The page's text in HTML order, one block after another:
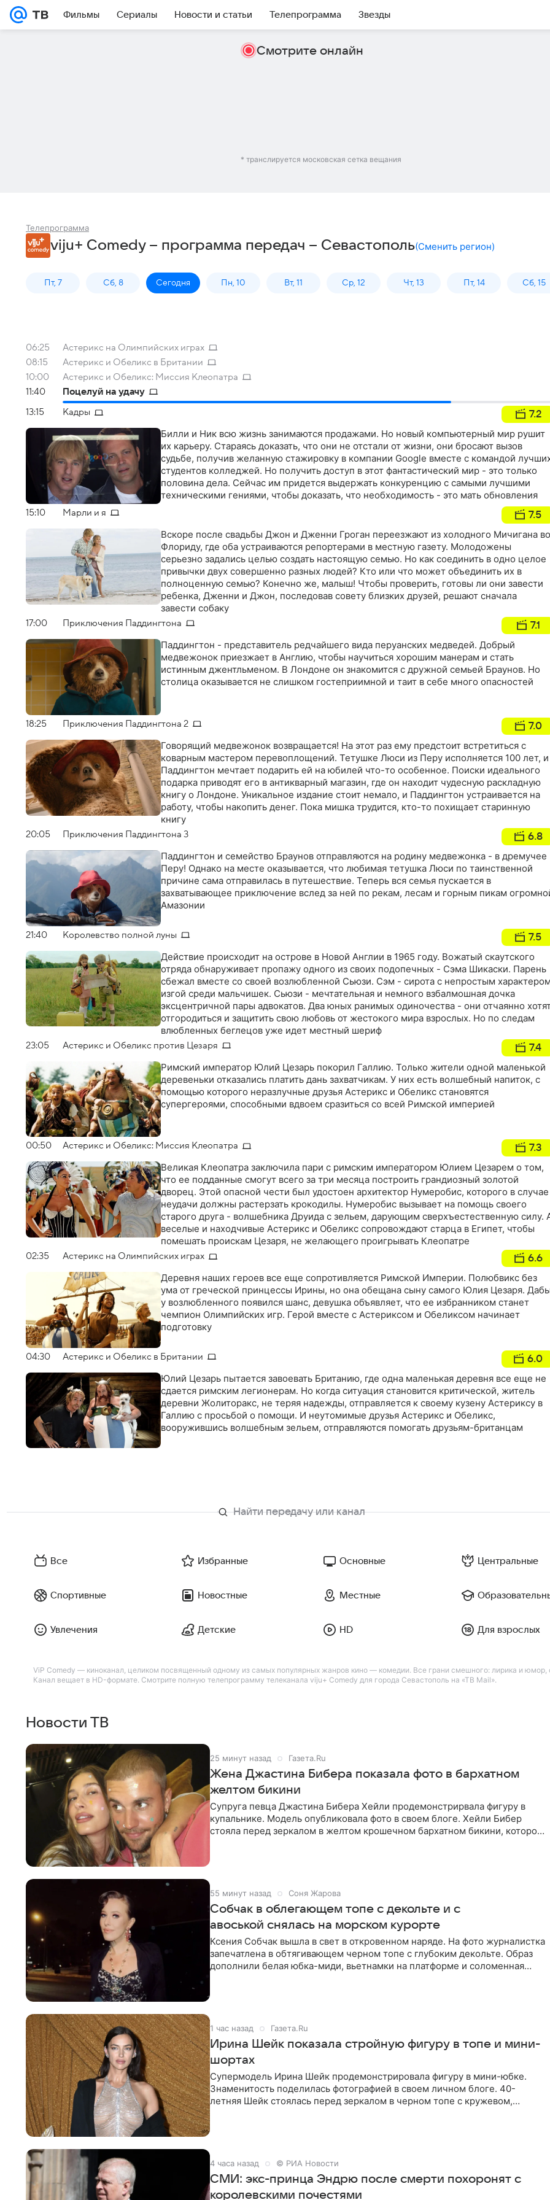
Фильмы Сериалы Новости и статьи Телепрограмма Звезды
Смотрите онлайн
* транслируется московская сетка вещания
Телепрограмма
viju+ Comedy – программа передач – Севастополь(Сменить регион)
Пт, 7 Сб, 8 Сегодня Пн, 10 Вт, 11 Ср, 12 Чт, 13 Пт, 14 Сб, 15
06:25
Астерикс на Олимпийских играх
08:15
Астерикс и Обеликс в Британии
10:00
Астерикс и Обеликс: Миссия Клеопатра
11:40
Поцелуй на удачу
13:15 Кадры 7.2
Билли и Ник всю жизнь занимаются продажами. Но новый компьютерный мир рушит
их карьеру. Стараясь доказать, что они не отстали от жизни, они бросают вызов
судьбе, получив желанную стажировку в компании Google вместе с командой
студентов колледжей. Но получить доступ в этот фантастический мир - это только
половина дела. Сейчас им придется выдержать конкуренцию с самыми лучшими
техническими гениями, чтобы доказать, что необходимость - это мать обновления
15:10 Марли и я 7.5
Вскоре после свадьбы Джон и Дженни Гроган переезжают из холодного Мичигана во
Флориду, где оба устраиваются репортерами в местную газету. Молодожены
серьезно задались целью создать настоящую семью. Но как соединить в одно целое
привычки двух совершенно разных людей? Кто или что может объединить их в
полноценную семью? Конечно же, малыш! Чтобы проверить, готовы ли они завести
ребенка, Дженни и Джон, последовав совету близких друзей, решают сначала
завести собаку
17:00 Приключения Паддингтона 7.1
Паддингтон - представитель редчайшего вида перуанских медведей. Добрый
медвежонок приезжает в Англию, чтобы научиться хорошим манерам и стать
истинным джентльменом. В Лондоне он знакомится с дружной семьей Браунов. Но
столица оказывается не слишком гостеприимной и таит в себе много опасностей
18:25 Приключения Паддингтона 2 7.0
Говорящий медвежонок возвращается! На этот раз ему предстоит встретиться с
коварным мастером перевоплощений. Тетушке Люси из Перу исполняется 100 лет, и
Паддингтон мечтает подарить ей на юбилей что-то особенное. Поиски идеального
подарка приводят его в антикварный магазин, где он находит чудесную раскладную
книгу о Лондоне. Уникальное издание стоит немало, и Паддингтон устраивается на
работу, чтобы накопить денег. Пока мишка трудится, кто-то похищает старинную
книгу
20:05 Приключения Паддингтона 3 6.8
Паддингтон и семейство Браунов отправляются на родину медвежонка - в дремучее
Перу! Однако на месте оказывается, что любимая тетушка Люси по таинственной
причине сама отправилась в путешествие. Теперь вся семья пускается в
захватывающее приключение вслед за ней по рекам, лесам и горным пикам
Амазонии
21:40 Королевство полной луны 7.5
Действие происходит на острове в Новой Англии в 1965 году. Вожатый скаутского
отряда обнаруживает пропажу одного из своих подопечных - Сэма Шикаски. Парень
сбежал вместе со своей возлюбленной Сьюзи. Сэм - сирота с непростым
изгой среди мальчишек. Сьюзи - мечтательная и немного взбалмошная дочка
эксцентричной пары адвокатов. Два юных ранимых одиночества - они отчаянно
отгородиться и защитить свою любовь от жестокого мира взрослых. Но по следам
влюбленных беглецов уже идет местный шериф
23:05 Астерикс и Обеликс против Цезаря 7.4
Римский император Юлий Цезарь покорил Галлию. Только жители одной маленькой
деревеньки отказались платить дань захватчикам. У них есть волшебный напиток, с
помощью которого неразлучные друзья Астерикс и Обеликс становятся
супергероями, способными вдвоем сразиться со всей Римской империей
00:50 Астерикс и Обеликс: Миссия Клеопатра 7.3
Великая Клеопатра заключила пари с римским императором Юлием Цезарем о том,
что ее подданные смогут всего за три месяца построить грандиозный золотой
дворец. Этой опасной чести был удостоен архитектор Нумеробис, которого в случае
неудачи должны растерзать крокодилы. Нумеробис вызывает на помощь своего
старого друга - волшебника Друида с зельем, дарующим сверхъестественную силу.
веселые и находчивые Астерикс и Обеликс сопровождают старца в Египет, чтобы
помешать проискам Цезаря, не желающего проигрывать Клеопатре
02:35 Астерикс на Олимпийских играх 6.6
Деревня наших героев все еще сопротивляется Римской Империи. Полюбвикс без
ума от греческой принцессы Ирины, но она обещана сыну самого Юлия Цезаря.
у возлюбленного появился шанс, девушка объявляет, что ее избранником станет
чемпион Олимпийских игр. Герой вместе с Астериксом и Обеликсом начинает
подготовку
04:30 Астерикс и Обеликс в Британии 6.0
Юлий Цезарь пытается завоевать Британию, где одна маленькая деревня все еще не
сдается римским легионерам. Но когда ситуация становится критической, житель
деревни Жолиторакс, не теряя надежды, отправляется к своему кузену Астериксу в
Галлию с просьбой о помощи. И неутомимые друзья Астерикс и Обеликс,
вооружившись волшебным зельем, отправляются помогать друзьям-британцам
Все Избранные Основные Центральные
Спортивные Новостные Местные
Увлечения Детские HD Для взрослых
ViP Comedy — киноканал, целиком посвященный одному из самых популярных жанров кино — комедии. Все грани смешного: лирика и юмор,
Канал вещает в HD-формате. Смотрите полную телепрограмму телеканала viju+ Comedy для города Севастополь на «ТВ Mail».
Новости ТВ
25 минут назад Газета.Ru
Жена Джастина Бибера показала фото в бархатном
желтом бикини
Супруга певца Джастина Бибера Хейли продемонстрирвала фигуру в
купальнике. Модель опубликовала фото в своем блоге. Хейли Бибер
стояла перед зеркалом в желтом крошечном бархатном бикини, которое
55 минут назад Соня Жарова
Собчак в облегающем топе с декольте и с
авоськой снялась на морском курорте
Ксения Собчак вышла в свет в откровенном наряде. На фото журналистка
запечатлена в обтягивающем черном топе с глубоким декольте. Образ
дополнили белая юбка-миди, вьетнамки на платформе и соломенная
1 час назад Газета.Ru
Ирина Шейк показала стройную фигуру в топе и мини-
шортах
Супермодель Ирина Шейк продемонстрировала фигуру в мини-юбке.
Знаменитость поделилась фотографией в своем личном блоге. 40-
летняя Шейк стоялась перед зеркалом в черном топе с кружевом,
4 часа назад © РИА Новости
СМИ: экс-принца Эндрю после смерти похоронят с
королевскими почестями